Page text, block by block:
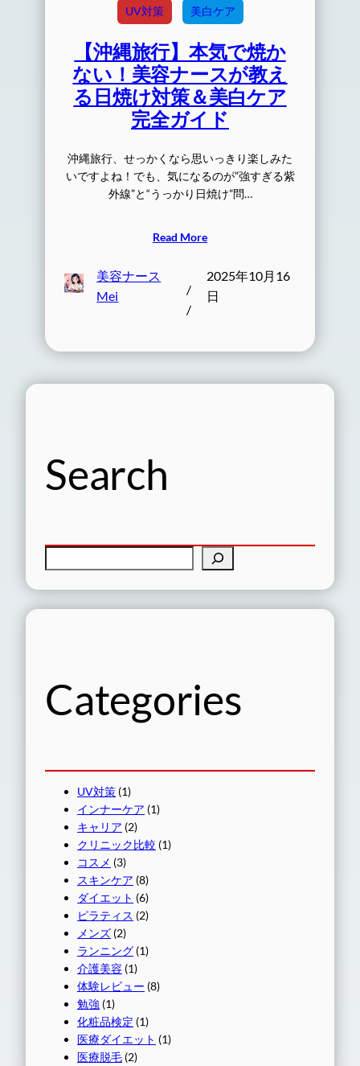
UV対策 美白ケア
【沖縄旅行】本気で焼か
ない！美容ナースが教え
る日焼け対策＆美白ケア
完全ガイド
沖縄旅行、せっかくなら思いっきり楽しみた
いですよね！でも、気になるのが”強すぎる紫
外線”と“うっかり日焼け”問…
Read More
美容ナース
Mei
/
/
2025年10月16
日
Search
索
Categories
UV対策 (1)
インナーケア (1)
キャリア (2)
クリニック比較 (1)
コスメ (3)
スキンケア (8)
ダイエット (6)
ピラティス (2)
メンズ (2)
ランニング (1)
介護美容 (1)
体験レビュー (8)
勉強 (1)
化粧品検定 (1)
医療ダイエット (1)
医療脱毛 (2)